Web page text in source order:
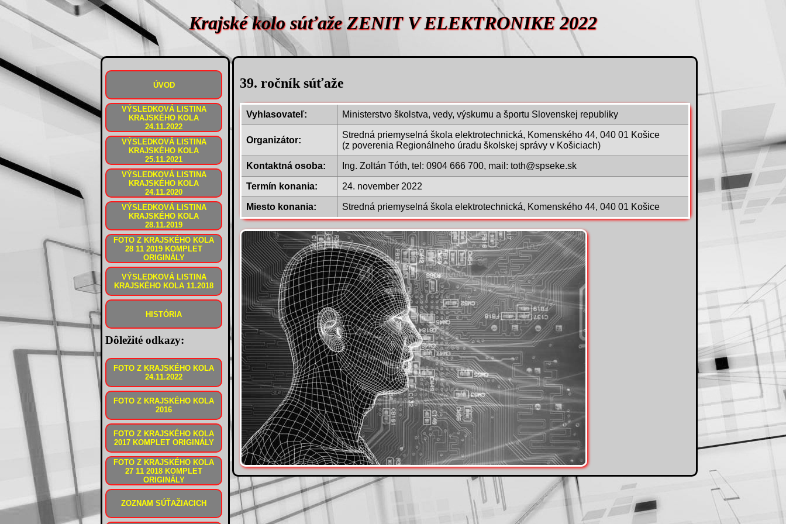
Krajské kolo súťaže ZENIT V ELEKTRONIKE 2022
ÚVOD
VÝSLEDKOVÁ LISTINA
KRAJSKÉHO KOLA
24.11.2022
VÝSLEDKOVÁ LISTINA
KRAJSKÉHO KOLA
25.11.2021
VÝSLEDKOVÁ LISTINA
KRAJSKÉHO KOLA
24.11.2020
VÝSLEDKOVÁ LISTINA
KRAJSKÉHO KOLA
28.11.2019
FOTO Z KRAJSKÉHO KOLA
28 11 2019 KOMPLET
ORIGINÁLY
VÝSLEDKOVÁ LISTINA
KRAJSKÉHO KOLA 11.2018
HISTÓRIA
Dôležité odkazy:
FOTO Z KRAJSKÉHO KOLA
24.11.2022
FOTO Z KRAJSKÉHO KOLA
2016
FOTO Z KRAJSKÉHO KOLA
2017 KOMPLET ORIGINÁLY
FOTO Z KRAJSKÉHO KOLA
27 11 2018 KOMPLET
ORIGINÁLY
ZOZNAM SÚŤAŽIACICH
39. ročník súťaže
Vyhlasovateľ: Ministerstvo školstva, vedy, výskumu a športu Slovenskej republiky
Organizátor:
Stredná priemyselná škola elektrotechnická, Komenského 44, 040 01 Košice
(z poverenia Regionálneho úradu školskej správy v Košiciach)
Kontaktná osoba: Ing. Zoltán Tóth, tel: 0904 666 700, mail: toth@spseke.sk
Termín konania: 24. november 2022
Miesto konania: Stredná priemyselná škola elektrotechnická, Komenského 44, 040 01 Košice